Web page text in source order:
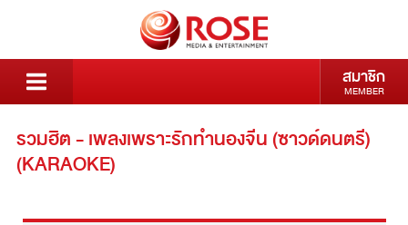
สมาชิก
MEMBER
รวมฮิต - เพลงเพราะรักทำนองจีน (ซาวด์ดนตรี)
(KARAOKE)